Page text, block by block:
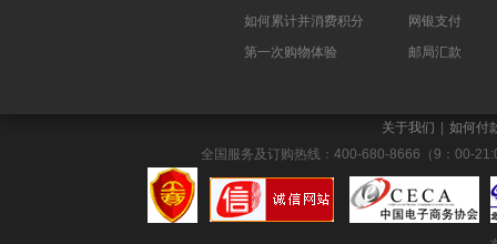
如何累计并消费积分
第一次购物体验
网银支付
邮局汇款
关于我们
如何付
全国服务及订购热线：400-680-8666（9：00-